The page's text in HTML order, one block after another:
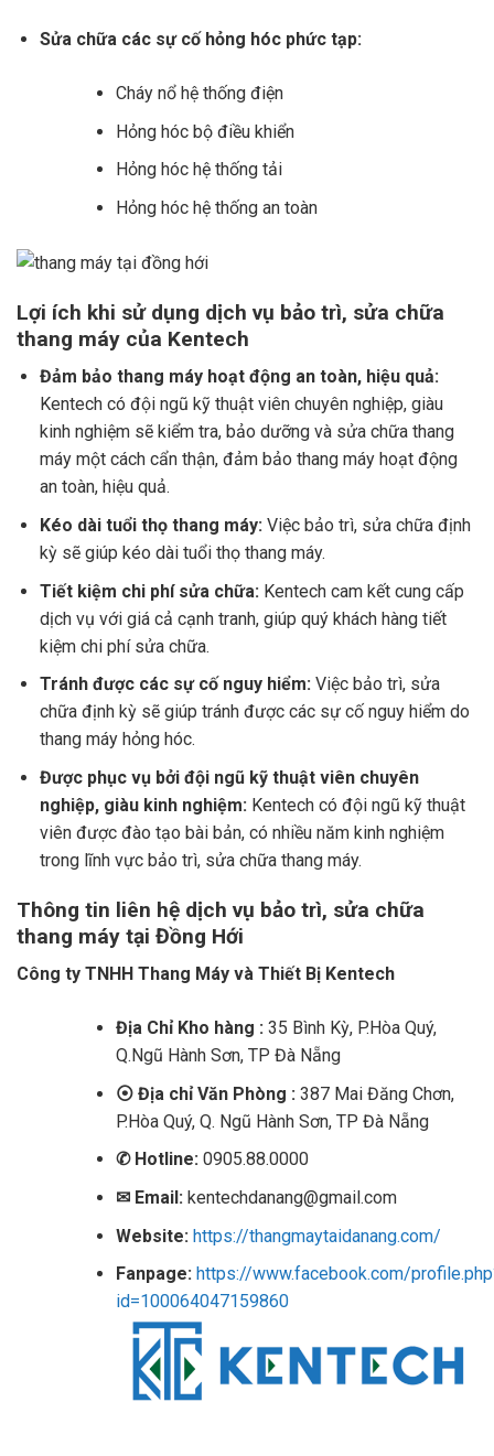
Sửa chữa các sự cố hỏng hóc phức tạp:
Cháy nổ hệ thống điện
Hỏng hóc bộ điều khiển
Hỏng hóc hệ thống tải
Hỏng hóc hệ thống an toàn
Lợi ích khi sử dụng dịch vụ bảo trì, sửa chữa
thang máy của Kentech
Đảm bảo thang máy hoạt động an toàn, hiệu quả:
Kentech có đội ngũ kỹ thuật viên chuyên nghiệp, giàu
kinh nghiệm sẽ kiểm tra, bảo dưỡng và sửa chữa thang
máy một cách cẩn thận, đảm bảo thang máy hoạt động
an toàn, hiệu quả.
Kéo dài tuổi thọ thang máy:Việc bảo trì, sửa chữa định
kỳ sẽ giúp kéo dài tuổi thọ thang máy.
Tiết kiệm chi phí sửa chữa: Kentech cam kết cung cấp
dịch vụ với giá cả cạnh tranh, giúp quý khách hàng tiết
kiệm chi phí sửa chữa.
Tránh được các sự cố nguy hiểm:Việc bảo trì, sửa
chữa định kỳ sẽ giúp tránh được các sự cố nguy hiểm do
thang máy hỏng hóc.
Được phục vụ bởi đội ngũ kỹ thuật viên chuyên
nghiệp, giàu kinh nghiệm:Kentech có đội ngũ kỹ thuật
viên được đào tạo bài bản, có nhiều năm kinh nghiệm
trong lĩnh vực bảo trì, sửa chữa thang máy.
Thông tin liên hệ dịch vụ bảo trì, sửa chữa
thang máy tại Đồng Hới
Công ty TNHH Thang Máy và Thiết Bị Kentech
Địa Chỉ Kho hàng :35 Bình Kỳ, P.Hòa Quý,
Q.Ngũ Hành Sơn, TP Đà Nẵng
⦿ Địa chỉ Văn Phòng : 387 Mai Đăng Chơn,
P.Hòa Quý, Q. Ngũ Hành Sơn, TP Đà Nẵng
✆Hotline:0905.88.0000
✉ Email:kentechdanang@gmail.com
Website: https://thangmaytaidanang.com/
Fanpage: https://www.facebook.com/
id=100064047159860